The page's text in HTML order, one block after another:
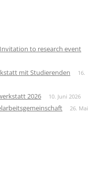
to research event
mit Studierenden
16.
2026 10. Juni 2026
26. Mai